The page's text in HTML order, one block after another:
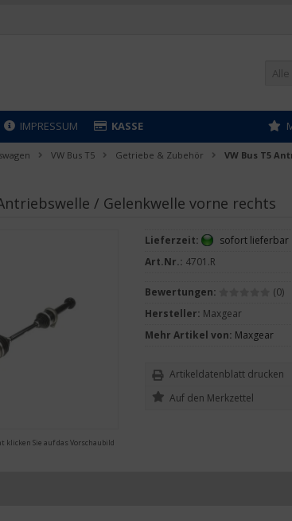
Alle
IMPRESSUM KASSE
VW Bus T5 Getriebe & Zubehör VW Bus T5
/ Gelenkwelle vorne rechts
klicken Sie auf das Vorschaubild
Lieferzeit:
sofort lieferbar
Art.Nr.: 4701.R
Bewertungen:
(0)
Hersteller: Maxgear
Mehr Artikel von: Maxgear
Artikeldatenblatt drucken